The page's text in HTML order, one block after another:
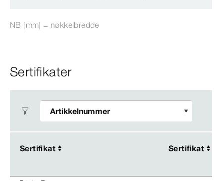
NB [mm] = nøkkelbredde
Sertifikater
Sertifikat Sertifikat
Sertifikat Sertifikat